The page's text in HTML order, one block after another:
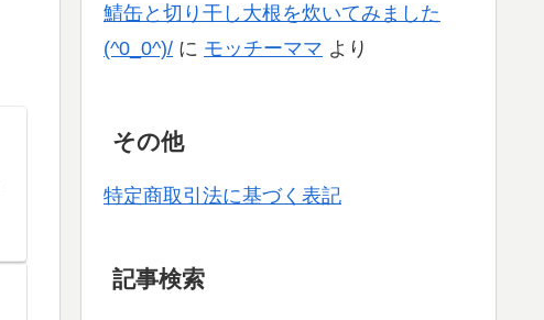
鯖缶と切り干し大根を炊いてみました
(^0_0^)/ に モッチーママ より
その他
特定商取引法に基づく表記
記事検索